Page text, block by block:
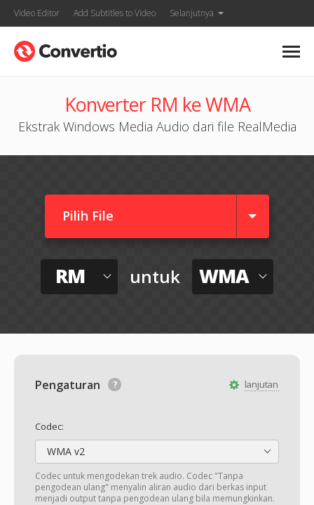
Video Editor Add Subtitles to Video Selanjutnya
Konverter RM ke WMA
Ekstrak Windows Media Audio dari file RealMedia
Pilih File
RM untuk WMA
lanjutan
Pengaturan
Codec:
WMA v2
Codec untuk mengodekan trek audio. Codec "Tanpa
pengodean ulang" menyalin aliran audio dari berkas input
menjadi output tanpa pengodean ulang bila memungkinkan.